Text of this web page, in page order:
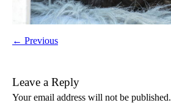
← Previous
Leave a Reply
Your email address will not be published.